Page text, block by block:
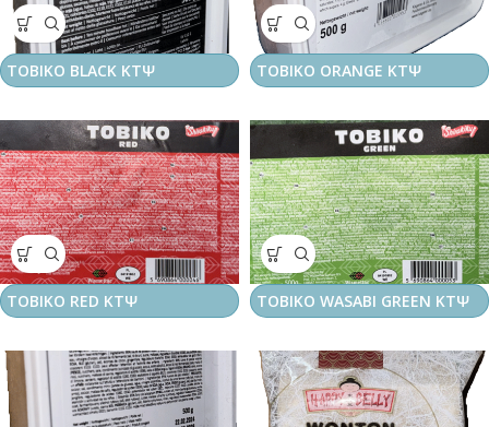
TOBIKO BLACK ΚΤΨ TOBIKO ORANGE ΚΤΨ
TOBIKO RED ΚΤΨ TOBIKO WASABI GREEN ΚΤΨ